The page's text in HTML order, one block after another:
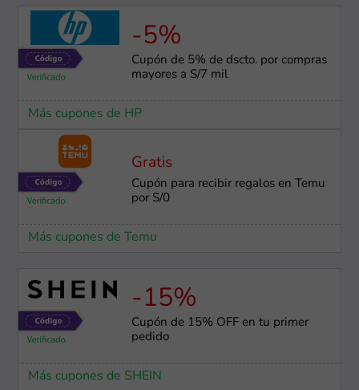
-5%
Cupón de 5% de dscto. por compras
mayores a S/7 mil
Más cupones de HP
Gratis
Cupón para recibir regalos en Temu
por S/0
Más cupones de Temu
-15%
Cupón de 15% OFF en tu primer
pedido
Más cupones de SHEIN